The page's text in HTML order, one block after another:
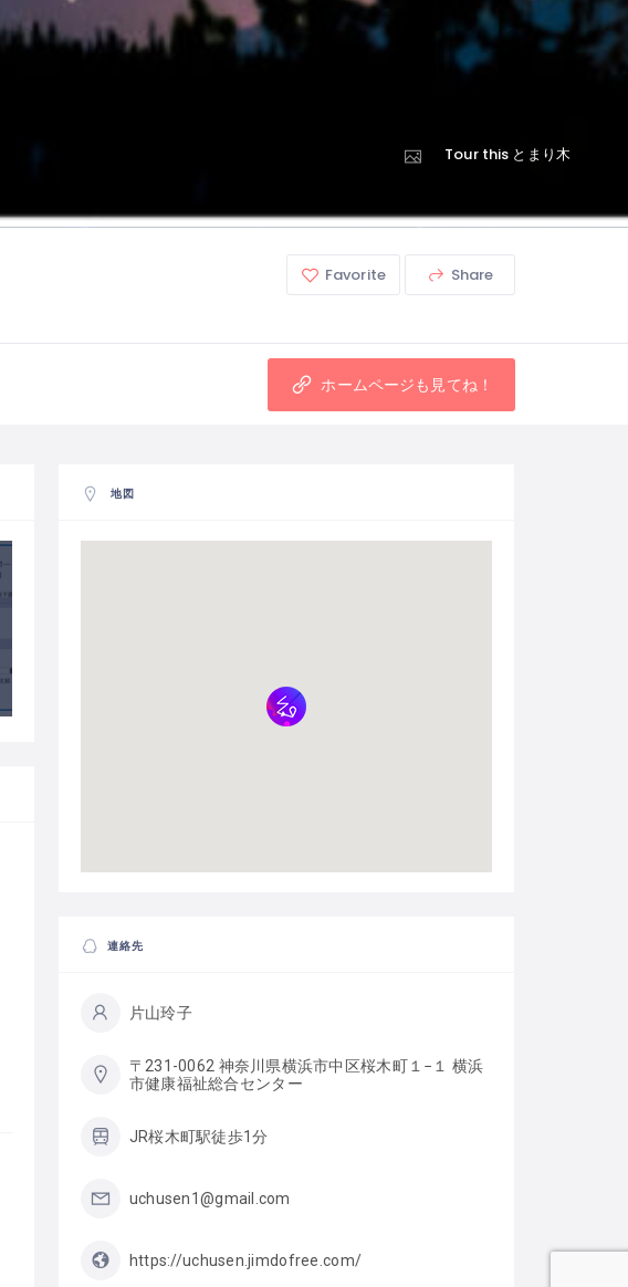
Tour this とまり木
Favorite Share
ホームページも見てね！
地図
連絡先
片山玲子
〒231-0062 神奈川県横浜市中区桜木町１−１ 横浜
市健康福祉総合センター
JR桜木町駅徒歩1分
uchusen1@gmail.com
https://uchusen.jimdofree.com/